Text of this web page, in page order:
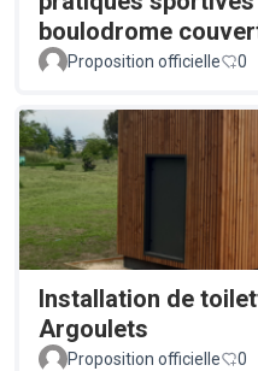
boulodrome
Proposition officielle 0
Installation de
Argoulets
Proposition officielle 0